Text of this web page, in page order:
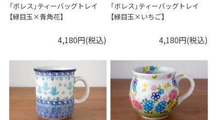
「ボレス」ティーバッグトレイ
【緑目玉×青角花】
4,180円(税込)
「ボレス」ティーバッグトレイ
【緑目玉×いちご】
4,180円(税込)